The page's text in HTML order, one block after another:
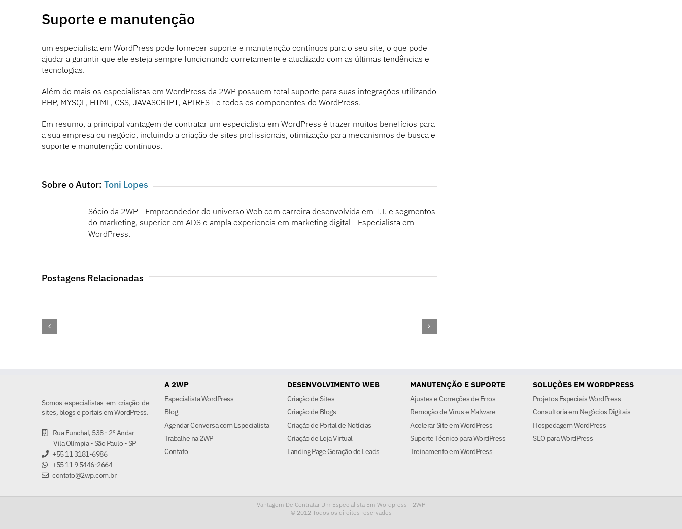
Suporte e manutenção
um especialista em WordPress pode fornecer suporte e manutenção contínuos para o seu site, o que pode
ajudar a garantir que ele esteja sempre funcionando corretamente e atualizado com as últimas tendências e
tecnologias.
Além do mais os especialistas em WordPress da 2WP possuem total suporte para suas integrações utilizando
PHP, MYSQL, HTML, CSS, JAVASCRIPT, APIREST e todos os componentes do WordPress.
Em resumo, a principal vantagem de contratar um especialista em WordPress é trazer muitos benefícios para
a sua empresa ou negócio, incluindo a criação de sites profissionais, otimização para mecanismos de busca e
suporte e manutenção contínuos.
Sobre o Autor: Toni Lopes
Sócio da 2WP - Empreendedor do universo Web com carreira desenvolvida em T.I. e segmentos
do marketing, superior em ADS e ampla experiencia em marketing digital - Especialista em
WordPress.
Postagens Relacionadas
Somos especialistas em criação de
sites, blogs e portais em WordPress.
Rua Funchal, 538 - 2º Andar
Vila Olímpia - São Paulo - SP
+55 11 3181-6986
+55 11 9 5446-2664
contato@2wp.com.br
A 2WP
Especialista WordPress
Blog
Agendar Conversa com Especialista
Trabalhe na 2WP
Contato
DESENVOLVIMENTO WEB
Criação de Sites
Criação de Blogs
Criação de Portal de Notícias
Criação de Loja Virtual
Landing Page Geração de Leads
MANUTENÇÃO E SUPORTE
Ajustes e Correções de Erros
Remoção de Vírus e Malware
Acelerar Site em WordPress
Suporte Técnico para WordPress
Treinamento em WordPress
SOLUÇÕES EM WORDPRESS
Projetos Especiais WordPress
Consultoria em Negócios Digitais
Hospedagem WordPress
SEO para WordPress
Vantagem De Contratar Um Especialista Em Wordpress - 2WP
© 2012 Todos os direitos reservados